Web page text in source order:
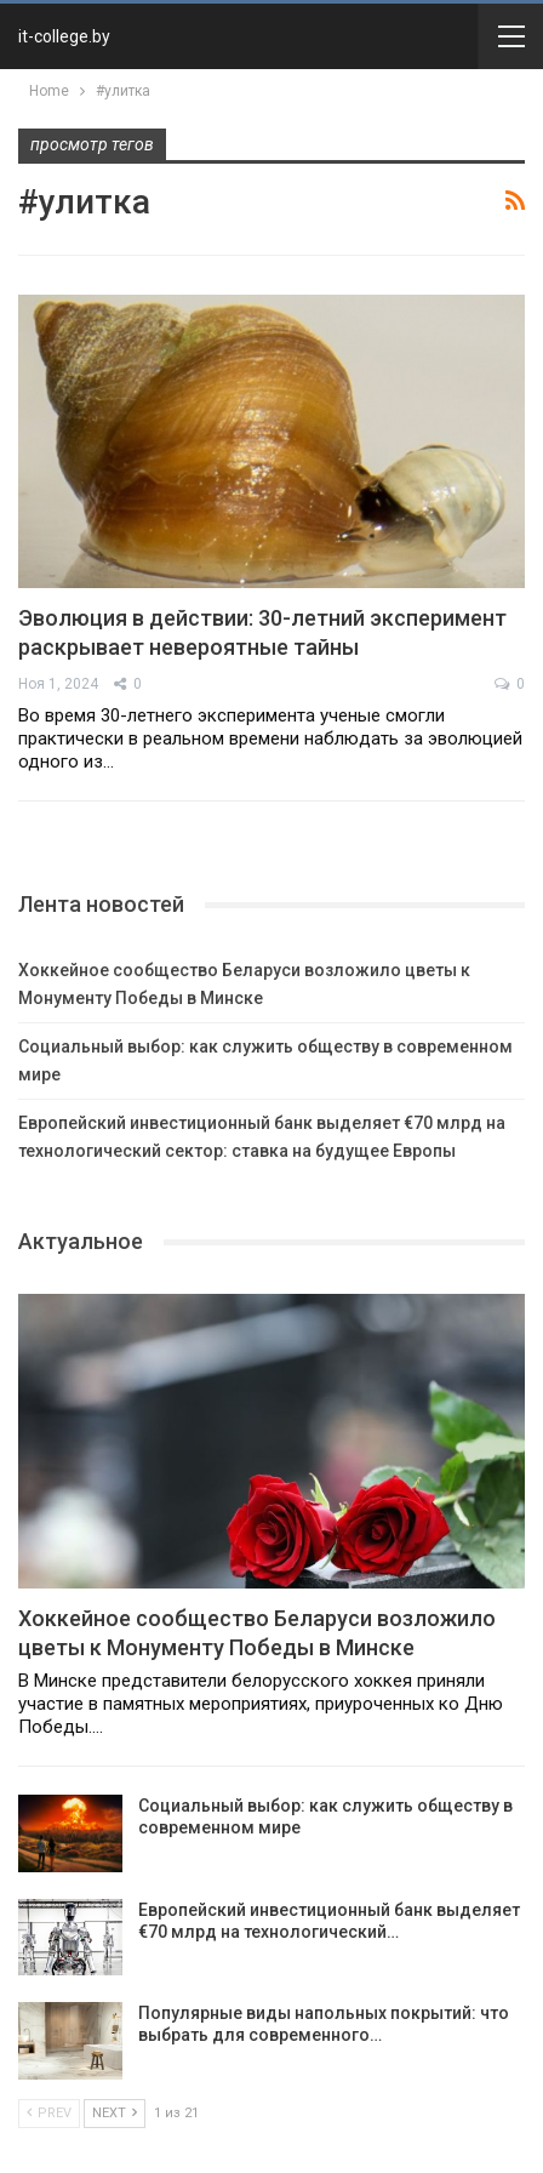
it-college.by
Home #улитка
просмотр тегов
#улитка
Эволюция в действии: 30-летний эксперимент
раскрывает невероятные тайны
Ноя 1, 2024 0 0
Во время 30-летнего эксперимента ученые смогли
практически в реальном времени наблюдать за эволюцией
одного из…
Лента новостей
Хоккейное сообщество Беларуси возложило цветы к
Монументу Победы в Минске
Социальный выбор: как служить обществу в современном
мире
Европейский инвестиционный банк выделяет €70 млрд на
технологический сектор: ставка на будущее Европы
Актуальное
Хоккейное сообщество Беларуси возложило
цветы к Монументу Победы в Минске
В Минске представители белорусского хоккея приняли
участие в памятных мероприятиях, приуроченных ко Дню
Победы.…
Социальный выбор: как служить обществу в
современном мире
Европейский инвестиционный банк выделяет
€70 млрд на технологический…
Популярные виды напольных покрытий: что
выбрать для современного…
PREV NEXT 1 из 21